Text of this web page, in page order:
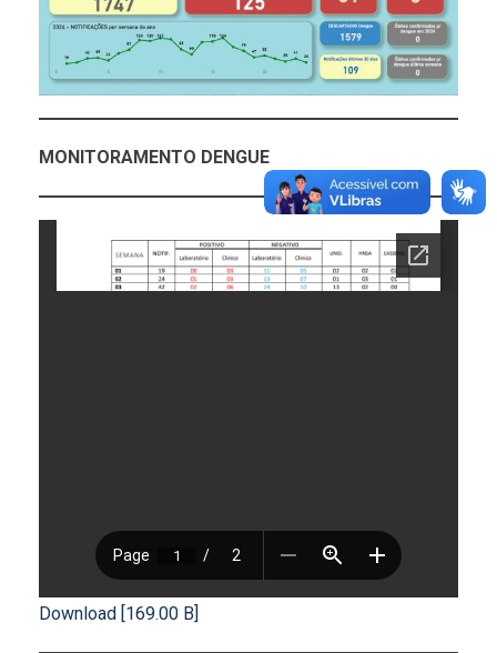
MONITORAMENTO DENGUE
Download [169.00 B]